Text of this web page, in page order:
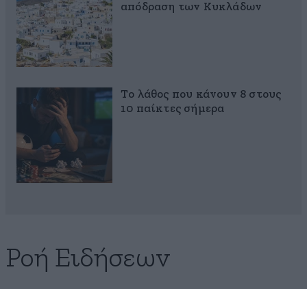
απόδραση των Κυκλάδων
Το λάθος που κάνουν 8 στους
10 παίκτες σήμερα
Ροή Ειδήσεων